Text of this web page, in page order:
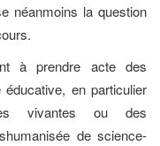
néanmoins la question
à prendre acte des
en particulier
vivantes ou des
de science-